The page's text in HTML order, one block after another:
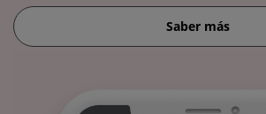
Saber más